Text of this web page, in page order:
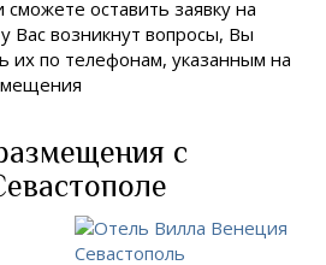
оставить заявку на
Вас возникнут вопросы, Вы
их по телефонам, указанным на
с